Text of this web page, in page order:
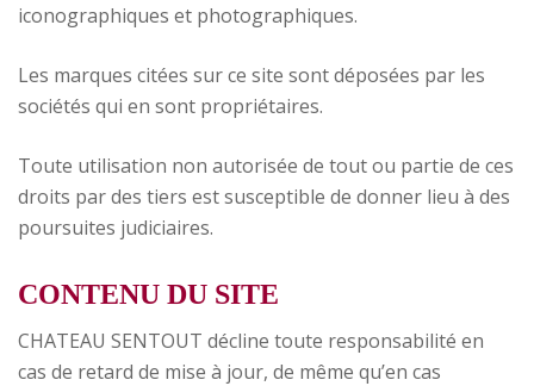
iconographiques et photographiques.
Les marques citées sur ce site sont déposées par les
sociétés qui en sont propriétaires.
Toute utilisation non autorisée de tout ou partie de ces
droits par des tiers est susceptible de donner lieu à des
poursuites judiciaires.
CONTENU DU SITE
CHATEAU SENTOUT décline toute responsabilité en
cas de retard de mise à jour, de même qu’en cas